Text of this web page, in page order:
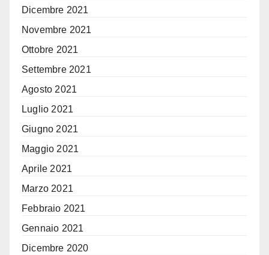
Dicembre 2021
Novembre 2021
Ottobre 2021
Settembre 2021
Agosto 2021
Luglio 2021
Giugno 2021
Maggio 2021
Aprile 2021
Marzo 2021
Febbraio 2021
Gennaio 2021
Dicembre 2020